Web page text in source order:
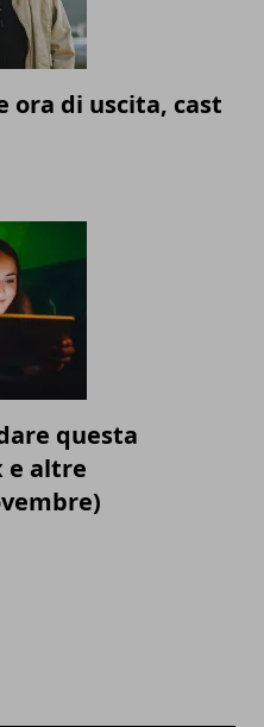
ora di uscita, cast
questa
e altre